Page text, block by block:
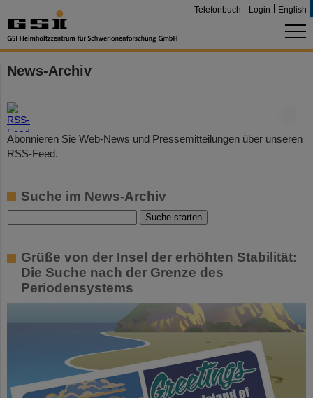
Telefonbuch Login English
News-Archiv
Abonnieren Sie Web-News und Pressemitteilungen über unseren
RSS-Feed.
Suche im News-Archiv
Grüße von der Insel der erhöhten Stabilität:
Die Suche nach der Grenze des
Periodensystems